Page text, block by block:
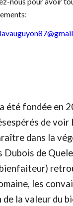
été fondée en
de voir
dans la
Dubois de
les
la valeur du